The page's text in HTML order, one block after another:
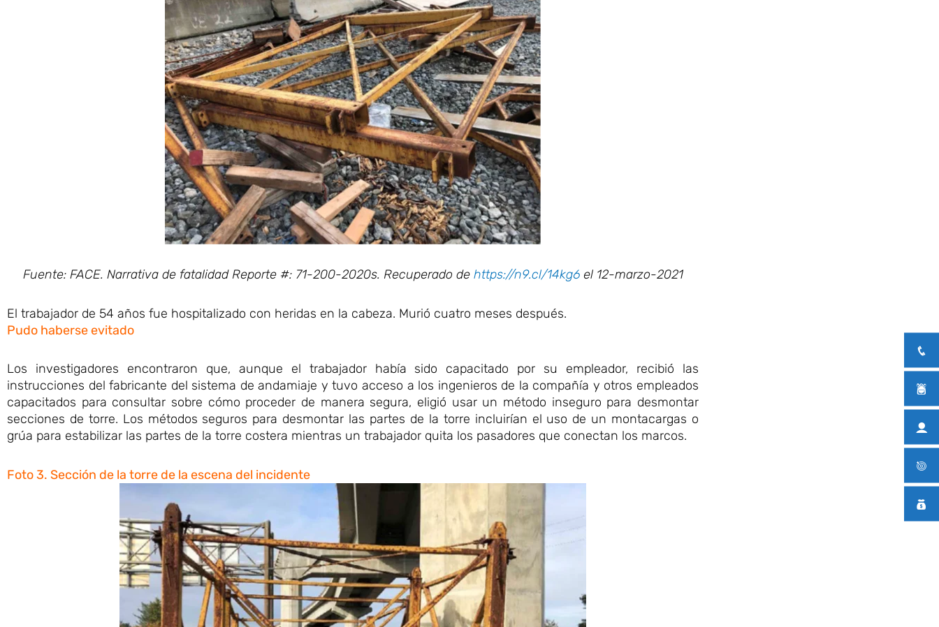
Fuente: FACE. Narrativa de fatalidad Reporte #: 71-200-2020s. Recuperado de https://n9.cl/14kg6el 12-marzo-2021
El trabajador de 54 años fue hospitalizado con heridas en la cabeza. Murió cuatro meses después.
Pudo haberse evitado
Los investigadores encontraron que, aunque el trabajador había sido capacitado por su empleador, recibió las
instrucciones del fabricante del sistema de andamiaje y tuvo acceso a los ingenieros de la compañía y otros empleados
capacitados para consultar sobre cómo proceder de manera segura, eligió usar un método inseguro para desmontar
secciones de torre. Los métodos seguros para desmontar las partes de la torre incluirían el uso de un montacargas o
grúa para estabilizar las partes de la torre costera mientras un trabajador quita los pasadores que conectan los marcos.
Foto 3. Sección de la torre de la escena del incidente